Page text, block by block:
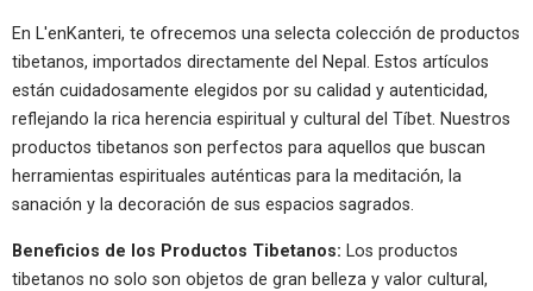
En L'enKanteri, te ofrecemos una selecta colección de productos
tibetanos, importados directamente del Nepal. Estos artículos
están cuidadosamente elegidos por su calidad y autenticidad,
reflejando la rica herencia espiritual y cultural del Tíbet. Nuestros
productos tibetanos son perfectos para aquellos que buscan
herramientas espirituales auténticas para la meditación, la
sanación y la decoración de sus espacios sagrados.
Beneficios de los Productos Tibetanos: Los productos
tibetanos no solo son objetos de gran belleza y valor cultural,